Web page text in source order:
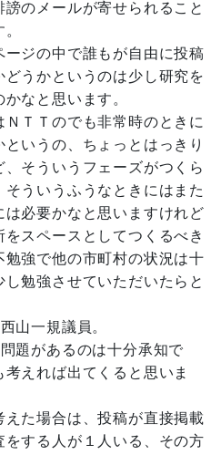
のメールが寄せられること
ジの中で誰もが自由に投稿
うかというのは少し研究を
なと思います。
ＴＴのでも非常時のときに
いうの、ちょっとはっきり
そういうフェーズがつくら
ういうふうなときにはまた
必要かなと思いますけれど
スペースとしてつくるべき
強で他の市町村の状況は十
勉強させていただいたらと
一規議員。
題があるのは十分承知で
えれば出てくると思いま
た場合は、投稿が直接掲載
する人が１人いる、その方